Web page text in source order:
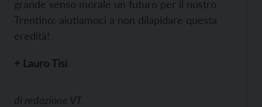
grande senso morale un futuro per il nostro
Trentino: aiutiamoci a non dilapidare questa
eredità!
+ Lauro Tisi
di redazione VT